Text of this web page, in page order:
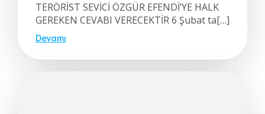
TERÖRİST SEVİCİ ÖZGÜR EFENDİ’YE HALK
GEREKEN CEVABI VERECEKTİR 6 Şubat ta[…]
Devamı